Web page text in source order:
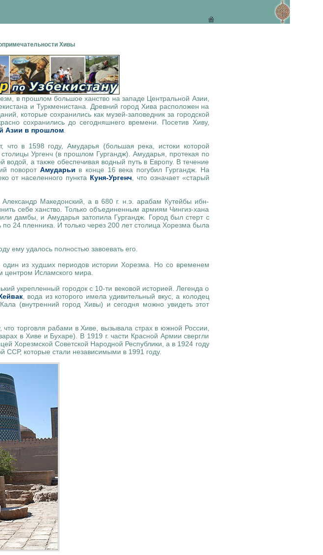
Хивы
в прошлом большое ханство на западе Центральной Азии,
и Туркменистана. Древний город Хива расположен на
которые сохранились как музей-заповедник за городской
сохранились до сегодняшнего времени. Посетив Хиву,
Азии в прошлом.
что в 1598 году, Амударья (большая река, истоки которой
Ургенч (в прошлом Гургандж). Амударья, протекая по
водой, а также обеспечивая водный путь в Европу. В течение
поворот Амударьи в конце 16 века погубил Гургандж. На
от населенного пункта Куня-Ургенч, что означает «старый
Македонский, а в 680 г. н.э. арабам Кутейбы ибн-
себе ханство. Только объединенным армиям Чингиз-хана
дамбы, и Амударья затопила Гургандж. Город был стерт с
24 пленника. И только через 200 лет столица Хорезма была
ему удалось полностью завоевать его.
из худших периодов истории Хорезма. Но со временем
центром Исламского мира.
укрепленный городок с 10-ти вековой историей. Легенда о
, вода из которого имела удивительный вкус, а колодец
(внутренний город Хивы) и сегодня можно увидеть этот
что торговля рабами в Хиве, вызывала страх в южной России,
в Хиве и Бухаре). В 1919 г. части Красной Армии свергли
Хорезмской Советской Народной Республики, а в 1924 году
ССР, которые стали независимыми в 1991 году.